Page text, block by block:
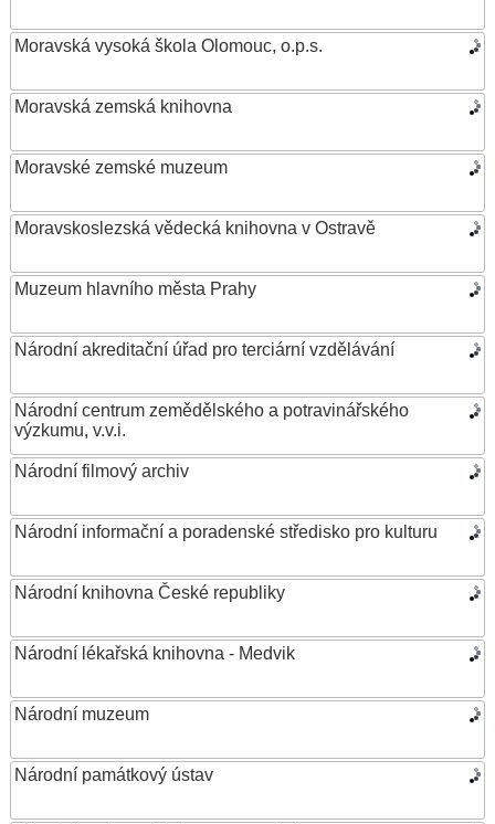
Moravská vysoká škola Olomouc, o.p.s.
Moravská zemská knihovna
Moravské zemské muzeum
Moravskoslezská vědecká knihovna v Ostravě
Muzeum hlavního města Prahy
Národní akreditační úřad pro terciární vzdělávání
Národní centrum zemědělského a potravinářského
výzkumu, v.v.i.
Národní filmový archiv
Národní informační a poradenské středisko pro kulturu
Národní knihovna České republiky
Národní lékařská knihovna - Medvik
Národní muzeum
Národní památkový ústav